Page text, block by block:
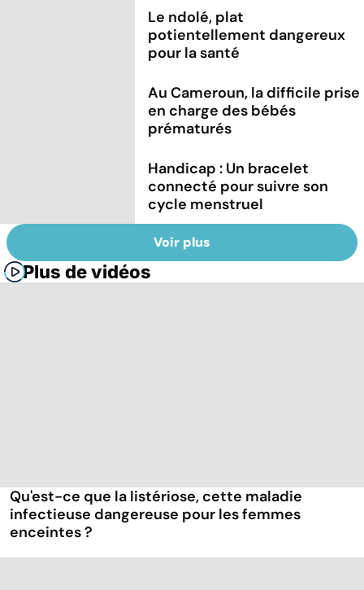
Le ndolé, plat
potientellement dangereux
pour la santé
Au Cameroun, la difficile prise
en charge des bébés
prématurés
Handicap : Un bracelet
connecté pour suivre son
cycle menstruel
Voir plus
Plus de vidéos
Qu'est-ce que la listériose, cette maladie
infectieuse dangereuse pour les femmes
enceintes ?